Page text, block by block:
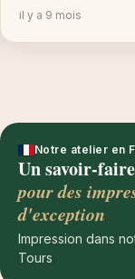
il y a 9 mois
Notre atelier en
Un savoir-
pour des
d'exception
Impression dans
Tours